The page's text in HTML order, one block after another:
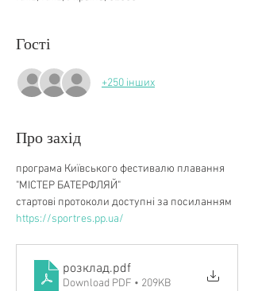
Гості
+250 інших
Про захід
програма Київського фестивалю плавання
"МІСТЕР БАТЕРФЛЯЙ"
стартові протоколи доступні за посиланням
https://sportres.pp.ua/
розклад.pdf
Download PDF • 209KB